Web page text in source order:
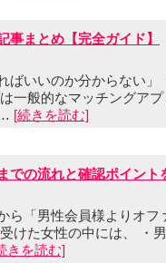
まとめ【完全ガイド】
ばいいのか分からない」
一般的なマッチングア
[続きを読む]
での流れと確認ポイント
ら「男性会員様よりオフ
けた女性の中には、 ・
きを読む]